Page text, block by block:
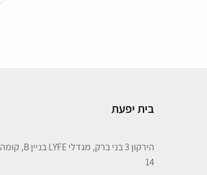
בית יפעת
הירקון 3 בני ברק, מגדלי LYFE בניין B, קומה
14